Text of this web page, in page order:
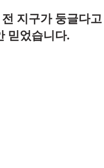
전 지구가 둥글다
믿었습니다.